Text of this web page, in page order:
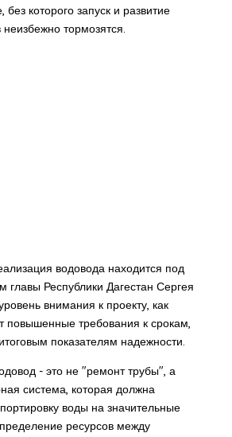
без которого запуск и развитие
неизбежно тормозятся.
водовода находится под
главы Республики Дагестан Сергея
внимания к проекту, как
повышенные требования к срокам,
показателям надежности.
- это не "ремонт трубы", а
система, которая должна
воды на значительные
ресурсов между